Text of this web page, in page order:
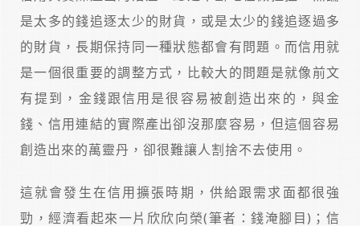
是太多的錢追逐太少的財貨，或是太少的錢追逐過多
的財貨，長期保持同一種狀態都會有問題。而信用就
是一個很重要的調整方式，比較大的問題是就像前文
有提到，金錢跟信用是很容易被創造出來的，與金
錢、信用連結的實際產出卻沒那麼容易，但這個容易
創造出來的萬靈丹，卻很難讓人割捨不去使用。
這就會發生在信用擴張時期，供給跟需求面都很強
勁，經濟看起來一片欣欣向榮(筆者：錢淹腳目)；信